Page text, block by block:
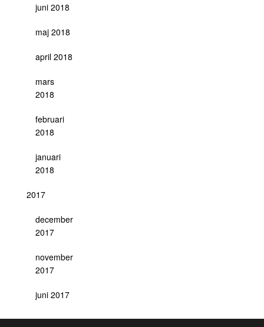
juni 2018
maj 2018
april 2018
mars
2018
februari
2018
januari
2018
2017
december
2017
november
2017
juni 2017